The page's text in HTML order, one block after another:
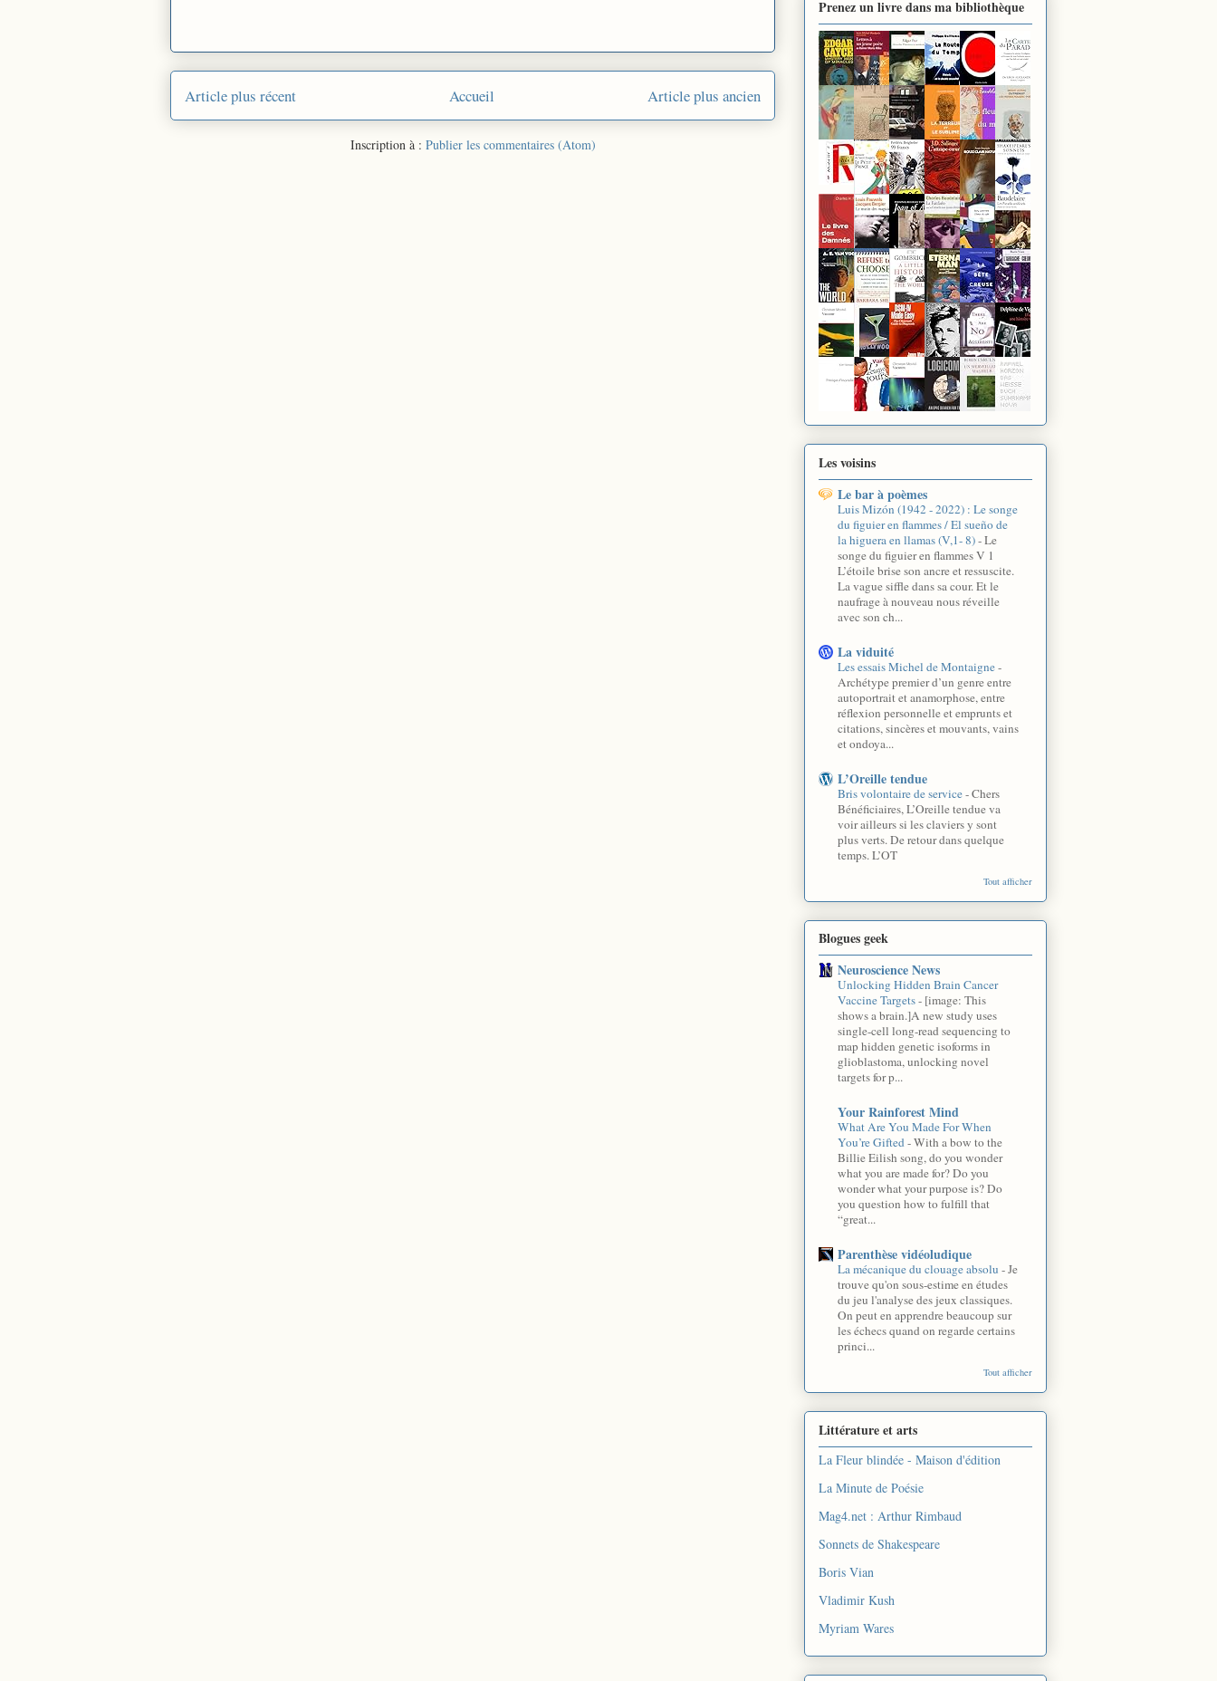
Article plus récent Article plus ancien
Accueil
Inscription à : Publier les commentaires (Atom)
Prenez un livre dans ma bibliothèque
Les voisins
Le bar à poèmes
Luis Mizón (1942 - 2022) : Le songe
du figuier en flammes / El sueño de
la higuera en llamas (V,1- 8)-Le
songe du figuier en flammes V 1
L’étoile brise son ancre et ressuscite.
La vague siffle dans sa cour. Et le
naufrage à nouveau nous réveille
avec son ch...
La viduité
Les essais Michel de Montaigne-
Archétype premier d’un genre entre
autoportrait et anamorphose, entre
réflexion personnelle et emprunts et
citations, sincères et mouvants, vains
et ondoya...
L’Oreille tendue
Bris volontaire de service-Chers
Bénéficiaires, L’Oreille tendue va
voir ailleurs si les claviers y sont
plus verts. De retour dans quelque
temps. L’OT
Tout afficher
Blogues geek
Neuroscience News
Unlocking Hidden Brain Cancer
Vaccine Targets- [image: This
shows a brain.]A new study uses
single-cell long-read sequencing to
map hidden genetic isoforms in
glioblastoma, unlocking novel
targets for p...
Your Rainforest Mind
What Are You Made For When
You’re Gifted-With a bow to the
Billie Eilish song, do you wonder
what you are made for? Do you
wonder what your purpose is? Do
you question how to fulfill that
“great...
Parenthèse vidéoludique
La mécanique du clouage absolu -Je
trouve qu'on sous-estime en études
du jeu l'analyse des jeux classiques.
On peut en apprendre beaucoup sur
les échecs quand on regarde certains
princi...
Tout afficher
Littérature et arts
La Fleur blindée - Maison d'édition
La Minute de Poésie
Mag4.net : Arthur Rimbaud
Sonnets de Shakespeare
Boris Vian
Vladimir Kush
Myriam Wares